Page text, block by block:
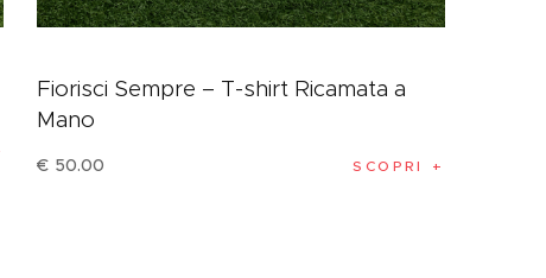
Fiorisci Sempre – T-shirt Ricamata a
Mano
€ 50.00 SCOPRI